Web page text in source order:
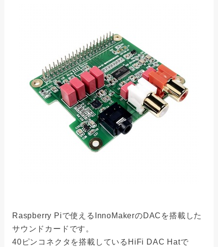
Raspberry Piで使えるInnoMakerのDACを搭載した
サウンドカードです。
40ピンコネクタを搭載しているHiFi DAC Hatで